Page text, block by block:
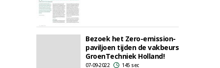
Bezoek het Zero-emission-
paviljoen tijden de vakbeurs
GroenTechniek Holland!
07-09-2022 145 sec